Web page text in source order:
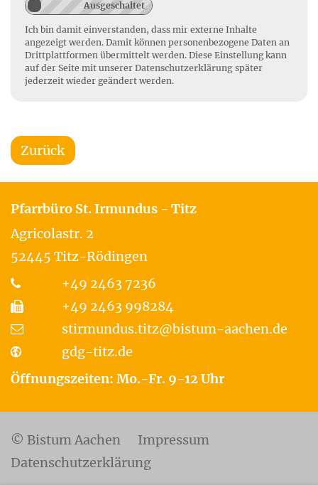
Ich bin damit einverstanden, dass mir externe Inhalte
angezeigt werden. Damit können personenbezogene Daten an
Drittplattformen übermittelt werden. Diese Einstellung kann
auf der Seite mit unserer Datenschutzerklärung später
jederzeit wieder geändert werden.
Zurück
Pfarrbüro St. Irmundus - Titz
Agricolastr. 2
52445 Titz-Rödingen
+49 2463 7236
+49 2463 998284
stirmundus.titz@bistum-aachen.de
gdg-titz.de
Öffnungszeiten: Mo.-Fr. 9-12 Uhr
© Bistum Aachen
Impressum
Datenschutzerklärung